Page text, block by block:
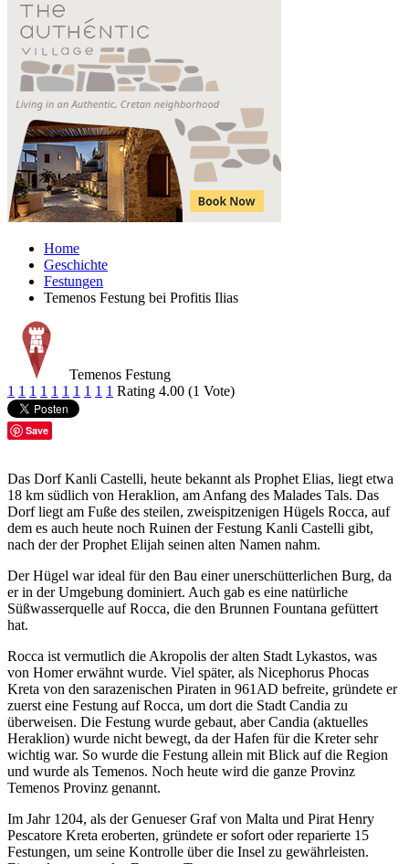
Home
Geschichte
Festungen
Temenos Festung bei Profitis Ilias
Temenos Festung
1 1 1 1 1 1 1 1 1 1 Rating 4.00 (1 Vote)
Save
Das Dorf Kanli Castelli, heute bekannt als Prophet Elias, liegt etwa
18 km südlich von Heraklion, am Anfang des Malades Tals. Das
Dorf liegt am Fuße des steilen, zweispitzenigen Hügels Rocca, auf
dem es auch heute noch Ruinen der Festung Kanli Castelli gibt,
nach der der Prophet Elijah seinen alten Namen nahm.
Der Hügel war ideal für den Bau einer unerschütterlichen Burg, da
er in der Umgebung dominiert. Auch gab es eine natürliche
Süßwasserquelle auf Rocca, die den Brunnen Fountana gefüttert
hat.
Rocca ist vermutlich die Akropolis der alten Stadt Lykastos, was
von Homer erwähnt wurde. Viel später, als Nicephorus Phocas
Kreta von den sarazenischen Piraten in 961AD befreite, gründete er
zuerst eine Festung auf Rocca, um dort die Stadt Candia zu
überweisen. Die Festung wurde gebaut, aber Candia (aktuelles
Heraklion) wurde nicht bewegt, da der Hafen für die Kreter sehr
wichtig war. So wurde die Festung allein mit Blick auf die Region
und wurde als Temenos. Noch heute wird die ganze Provinz
Temenos Provinz genannt.
Im Jahr 1204, als der Genueser Graf von Malta und Pirat Henry
Pescatore Kreta eroberten, gründete er sofort oder reparierte 15
Festungen, um seine Kontrolle über die Insel zu gewährleisten.